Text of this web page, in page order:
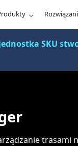
SKU